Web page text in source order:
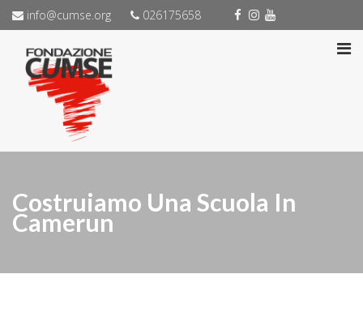
info@cumse.org 026175658
Costruiamo Una Scuola In
Camerun